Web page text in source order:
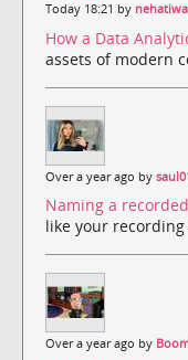
Today 18:21 by
How a Data
assets of modern
Over a year ago by
Naming a
like your
Over a year ago by